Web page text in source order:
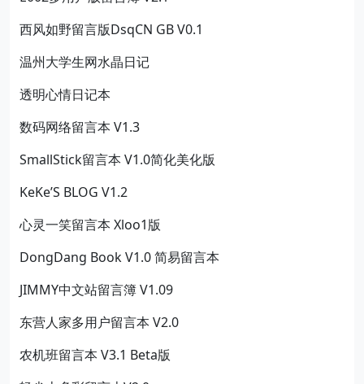
西风如野留言版DsqCN GB V0.1
温州大学生网水晶日记
透明心情日记本
数码网络留言本 V1.3
SmallStick留言本 V1.0简化美化版
KeKe’S BLOG V1.2
心灵一笑留言本 Xloo1版
DongDang Book V1.0 简易留言本
JIMMY中文站留言簿 V1.09
东营人家多用户留言本 V2.0
农机班留言本 V3.1 Beta版